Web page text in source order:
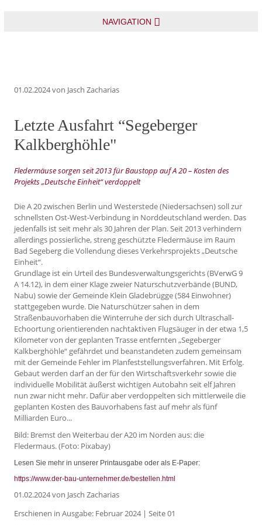
NAVIGATION
01.02.2024von Jasch Zacharias
Letzte Ausfahrt “Segeberger
Kalkberghöhle"
Fledermäuse sorgen seit 2013 für Baustopp auf A 20 – Kosten des
Projekts „Deutsche Einheit“ verdoppelt
Die A 20 zwischen Berlin und Westerstede (Niedersachsen) soll zur
schnellsten Ost-West-Verbindung in Norddeutschland werden. Das
jedenfalls ist seit mehr als 30 Jahren der Plan. Seit 2013 verhindern
allerdings possierliche, streng geschützte Fledermäuse im Raum
Bad Segeberg die Vollendung dieses Verkehrsprojekts „Deutsche
Einheit“.
Grundlage ist ein Urteil des Bundesverwaltungsgerichts (BVerwG 9
A 14.12), in dem einer Klage zweier Naturschutzverbände (BUND,
Nabu) sowie der Gemeinde Klein Gladebrügge (584 Einwohner)
stattgegeben wurde. Die Naturschützer sahen in dem
Straßenbauvorhaben die Winterruhe der sich durch Ultraschall-
Echoortung orientierenden nachtaktiven Flugsäuger in der etwa 1,5
Kilometer von der geplanten Trasse entfernten „Segeberger
Kalkberghöhle“ gefährdet und beanstandeten zudem gemeinsam
mit der Gemeinde Fehler im Planfeststellungsverfahren. Mit Erfolg.
Gebaut werden darf an der für den Wirtschaftsverkehr sowie die
individuelle Mobilität äußerst wichtigen Autobahn seit elf Jahren
nun zwar nicht mehr. Dafür aber verdoppelten sich mittlerweile die
geplanten Kosten des Bauvorhabens fast auf mehr als fünf
Milliarden Euro...
Bild: Bremst den Weiterbau der A20 im Norden aus: die
Fledermaus. (Foto: Pixabay)
Lesen Sie mehr in unserer Printausgabe oder als E-Paper:
https://www.der-bau-unternehmer.de/bestellen.html
01.02.2024von Jasch Zacharias
Erschienen in Ausgabe: Februar 2024 | Seite 01